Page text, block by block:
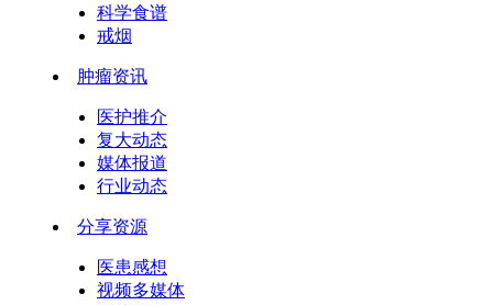
科学食谱
戒烟
肿瘤资讯
医护推介
复大动态
媒体报道
行业动态
分享资源
医患感想
视频多媒体